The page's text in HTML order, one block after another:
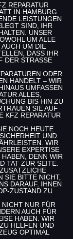
REPARATUR
IN HAMBURG
LEISTUNGEN
SIND, IHR
UNSER
UM ALLE
AUCH UM DIE
DASS IHR
STRASSE B
ODER
HANDELT – WIR
UMFASSEN
ALLES,
BIS HIN ZU
SIE AUF
KFZ REPARATUR
NOCH HEUTE
UND
WIR
EXPERTISE
HABEN, DENN WIR
TAT ZUR SEITE.
SIE BITTE NICHT,
DARAUF, IHNEN
ZUSTAND ZU
NUR FÜR
AUCH FÜR
HABEN. WIR
HELFEN UND
OPTIMAL